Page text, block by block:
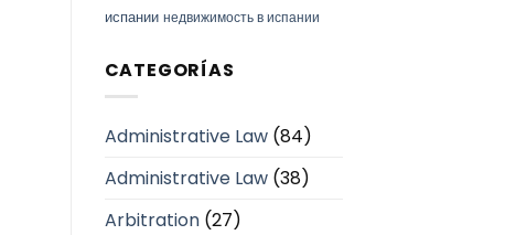
испании недвижимость в испании
CATEGORÍAS
Administrative Law(84)
Administrative Law(38)
Arbitration(27)